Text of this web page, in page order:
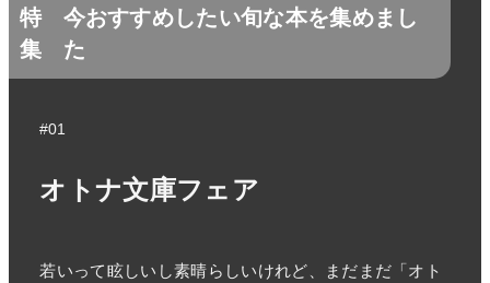
特
集
今おすすめしたい旬な本を集めまし
た
#01
オトナ文庫フェア
若いって眩しいし素晴らしいけれど、まだまだ「オト